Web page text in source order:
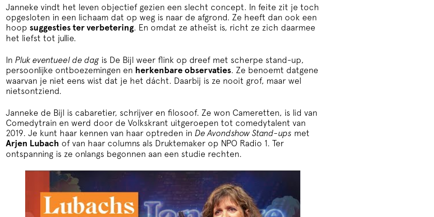
Janneke vindt het leven objectief gezien een slecht concept. In feite zit je toch
opgesloten in een lichaam dat op weg is naar de afgrond. Ze heeft dan ook een
hoop suggesties ter verbetering. En omdat ze atheïst is, richt ze zich daarmee
het liefst tot jullie.
In Pluk eventueel de dag is De Bijl weer flink op dreef met scherpe stand-up,
persoonlijke ontboezemingen en herkenbare observaties. Ze benoemt datgene
waarvan je niet eens wist dat je het dácht. Daarbij is ze nooit grof, maar wel
nietsontziend.
Janneke de Bijl is cabaretier, schrijver en filosoof. Ze won Cameretten, is lid van
Comedytrain en werd door de Volkskrant uitgeroepen tot comedytalent van
2019. Je kunt haar kennen van haar optreden in De Avondshow Stand-ups met
Arjen Lubach of van haar columns als Druktemaker op NPO Radio 1. Ter
ontspanning is ze onlangs begonnen aan een studie rechten.